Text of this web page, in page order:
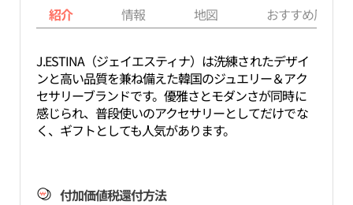
紹介 情報 地図 おすすめ周辺
J.ESTINA（ジェイエスティナ）は洗練されたデザイ
ンと高い品質を兼ね備えた韓国のジュエリー＆アク
セサリーブランドです。優雅さとモダンさが同時に
感じられ、普段使いのアクセサリーとしてだけでな
く、ギフトとしても人気があります。
付加価値税還付方法